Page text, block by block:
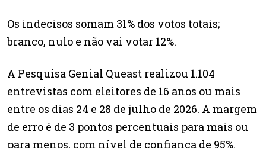
Os indecisos somam 31% dos votos totais;
branco, nulo e não vai votar 12%.
A Pesquisa Genial Queast realizou 1.104
entrevistas com eleitores de 16 anos ou mais
entre os dias 24 e 28 de julho de 2026. A margem
de erro é de 3 pontos percentuais para mais ou
para menos, com nível de confiança de 95%.